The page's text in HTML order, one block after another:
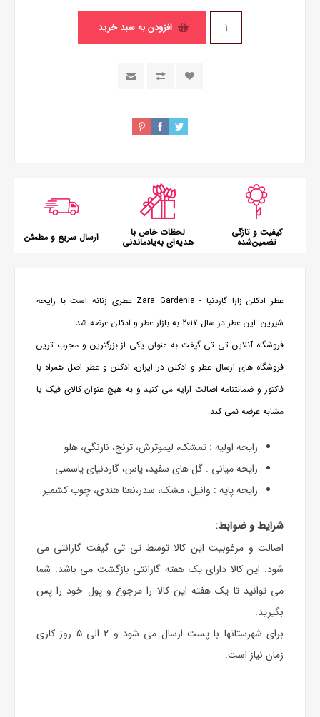
افزودن به سبد خرید
کیفیت و تازگی
تضمین‌شده
لحظات خاص با
هدیه‌ای به‌یادماندنی ارسال سریع و مطمئن
عطر ادکلن زارا گاردنیا - Zara Gardenia عطری زنانه است با رایحه
شیرین. این عطر در سال 2017 به بازار عطر و ادکلن عرضه شد.
فروشگاه آنلاین تی تی گیفت به عنوان یکی از بزرگترین و مجرب ترین
فروشگاه های ارسال عطر و ادکلن در ایران، ادکلن و عطر اصل همراه با
فاکتور و ضمانتنامه اصالت ارایه می کنید و به هیچ عنوان کالای فیک یا
مشابه عرضه نمی کند.
رایحه اولیه : تمشک، لیموترش، ترنج، نارنگی، هلو
رایحه میانی : گل های سفید، یاس، گاردنیای یاسمنی
رایحه پایه : وانیل، مشک، سدر،نعنا هندی، چوب کشمیر
شرایط و ضوابط:
اصالت و مرغوبیت این کالا توسط تی تی گیفت گارانتی می
شود. این کالا دارای یک هفته گارانتی بازگشت می باشد. شما
می توانید تا یک هفته این کالا را مرجوع و پول خود را پس
بگیرید.
برای شهرستانها با پست ارسال می شود و 2 الی 5 روز کاری
زمان نیاز است.